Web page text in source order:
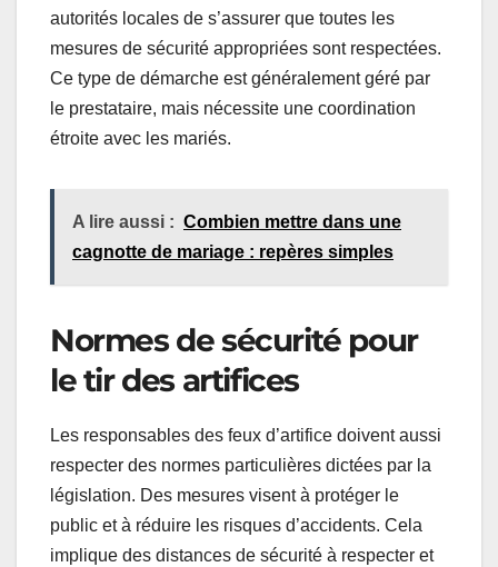
autorités locales de s’assurer que toutes les
mesures de sécurité appropriées sont respectées.
Ce type de démarche est généralement géré par
le prestataire, mais nécessite une coordination
étroite avec les mariés.
A lire aussi : Combien mettre dans une
cagnotte de mariage : repères simples
Normes de sécurité pour
le tir des artifices
Les responsables des feux d’artifice doivent aussi
respecter des normes particulières dictées par la
législation. Des mesures visent à protéger le
public et à réduire les risques d’accidents. Cela
implique des distances de sécurité à respecter et